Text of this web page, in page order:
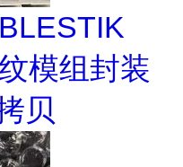
模组封装
贝